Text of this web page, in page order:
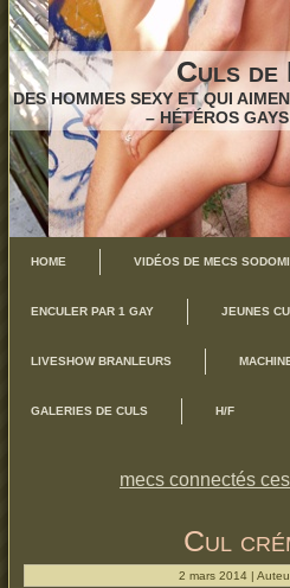
Culs de
DES HOMMES SEXY ET QUI
– HÉTÉROS
HOME VIDÉOS DE MECS
ENCULER PAR 1 GAY JEUNES
LIVESHOW BRANLEURS
GALERIES DE CULS H/F
mecs connectés
Cul
2 mars 2014 |